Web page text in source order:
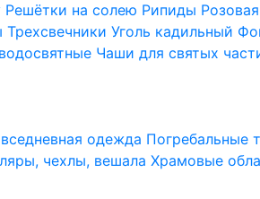
Решётки на солею Рипиды
ТрехсвечникиУголь кадильный
Чаши для святых
одежда Погребальные
чехлы, вешалаХрамовые